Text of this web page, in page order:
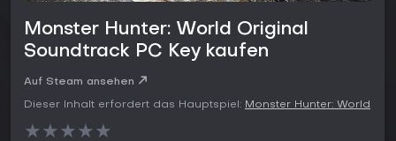
Monster Hunter: World Original
Soundtrack PC Key kaufen
Auf Steam ansehen
Dieser Inhalt erfordert das Hauptspiel: Monster Hunter: World
★★★★★